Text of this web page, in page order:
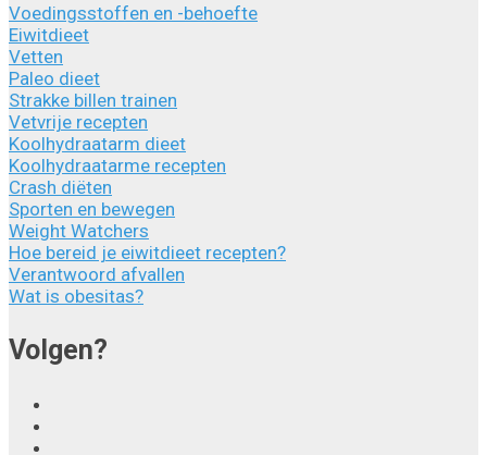
Voedingsstoffen en -behoefte
Eiwitdieet
Vetten
Paleo dieet
Strakke billen trainen
Vetvrije recepten
Koolhydraatarm dieet
Koolhydraatarme recepten
Crash diëten
Sporten en bewegen
Weight Watchers
Hoe bereid je eiwitdieet recepten?
Verantwoord afvallen
Wat is obesitas?
Volgen?